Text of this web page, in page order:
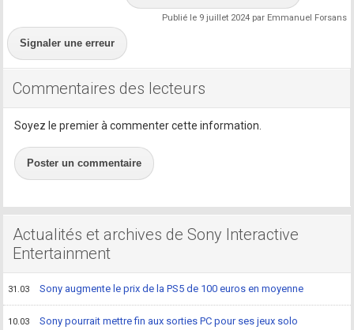
Publié le 9 juillet 2024 par Emmanuel Forsans
Signaler une erreur
Commentaires des lecteurs
Soyez le premier à commenter cette information.
Poster un commentaire
Actualités et archives de Sony Interactive
Entertainment
31.03 Sony augmente le prix de la PS5 de 100 euros en moyenne
10.03
Sony pourrait mettre fin aux sorties PC pour ses jeux solo